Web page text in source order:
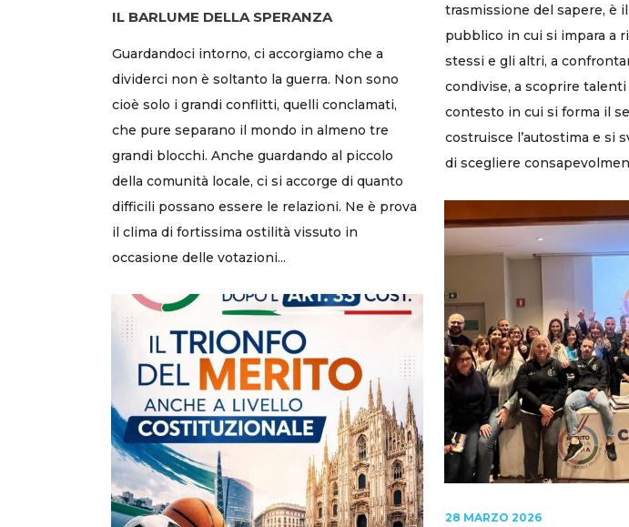
trasmissione del sapere, è
pubblico in cui si impara a
stessi e gli altri, a
condivise, a scoprire talenti
contesto in cui si forma il
costruisce l’autostima e si
di scegliere
IL BARLUME DELLA SPERANZA
Guardandoci intorno, ci accorgiamo che a
dividerci non è soltanto la guerra. Non sono
cioè solo i grandi conflitti, quelli conclamati,
che pure separano il mondo in almeno tre
grandi blocchi. Anche guardando al piccolo
della comunità locale, ci si accorge di quanto
difficili possano essere le relazioni. Ne è prova
il clima di fortissima ostilità vissuto in
occasione delle votazioni...
28 MARZO 2026